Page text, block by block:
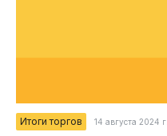
Итоги торгов 14 августа 2024 г.